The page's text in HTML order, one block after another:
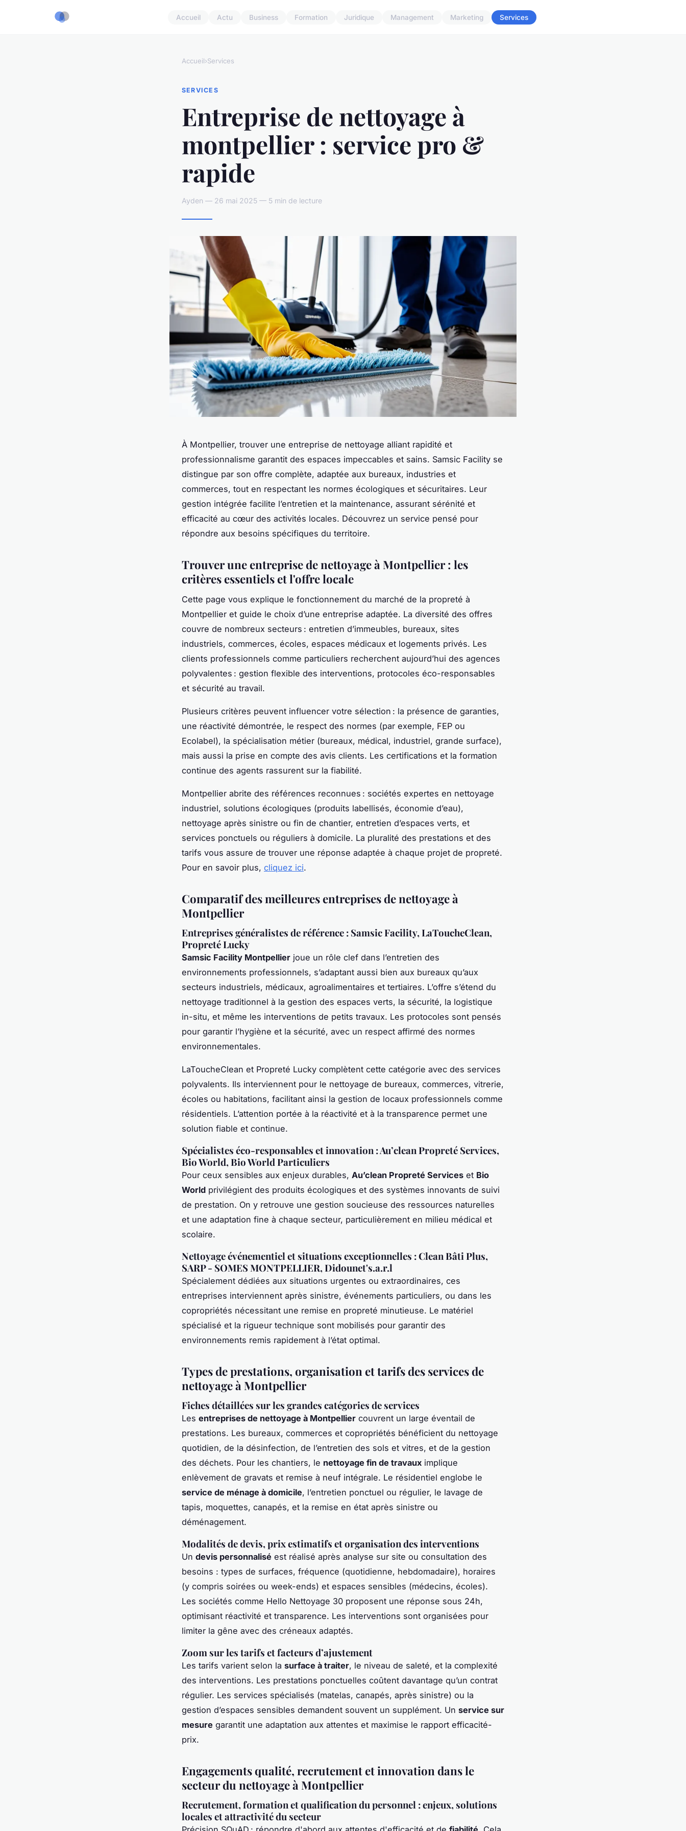
Accueil Actu Business Formation Juridique Management Marketing Services
Accueil›Services
SERVICES
Entreprise de nettoyage à
montpellier : service pro &
rapide
Ayden — 26 mai 2025 — 5 min de lecture
À Montpellier, trouver une entreprise de nettoyage alliant rapidité et
professionnalisme garantit des espaces impeccables et sains. Samsic Facility se
distingue par son offre complète, adaptée aux bureaux, industries et
commerces, tout en respectant les normes écologiques et sécuritaires. Leur
gestion intégrée facilite l’entretien et la maintenance, assurant sérénité et
efficacité au cœur des activités locales. Découvrez un service pensé pour
répondre aux besoins spécifiques du territoire.
Trouver une entreprise de nettoyage à Montpellier : les
critères essentiels et l'offre locale
Cette page vous explique le fonctionnement du marché de la propreté à
Montpellier et guide le choix d’une entreprise adaptée. La diversité des offres
couvre de nombreux secteurs : entretien d’immeubles, bureaux, sites
industriels, commerces, écoles, espaces médicaux et logements privés. Les
clients professionnels comme particuliers recherchent aujourd’hui des agences
polyvalentes : gestion flexible des interventions, protocoles éco-responsables
et sécurité au travail.
Plusieurs critères peuvent influencer votre sélection : la présence de garanties,
une réactivité démontrée, le respect des normes (par exemple, FEP ou
Ecolabel), la spécialisation métier (bureaux, médical, industriel, grande surface),
mais aussi la prise en compte des avis clients. Les certifications et la formation
continue des agents rassurent sur la fiabilité.
Montpellier abrite des références reconnues : sociétés expertes en nettoyage
industriel, solutions écologiques (produits labellisés, économie d’eau),
nettoyage après sinistre ou fin de chantier, entretien d’espaces verts, et
services ponctuels ou réguliers à domicile. La pluralité des prestations et des
tarifs vous assure de trouver une réponse adaptée à chaque projet de propreté.
Pour en savoir plus, cliquez ici.
Comparatif des meilleures entreprises de nettoyage à
Montpellier
Entreprises généralistes de référence : Samsic Facility, LaToucheClean,
Propreté Lucky
Samsic Facility Montpellier joue un rôle clef dans l’entretien des
environnements professionnels, s’adaptant aussi bien aux bureaux qu’aux
secteurs industriels, médicaux, agroalimentaires et tertiaires. L’offre s’étend du
nettoyage traditionnel à la gestion des espaces verts, la sécurité, la logistique
in-situ, et même les interventions de petits travaux. Les protocoles sont pensés
pour garantir l’hygiène et la sécurité, avec un respect affirmé des normes
environnementales.
LaToucheClean et Propreté Lucky complètent cette catégorie avec des services
polyvalents. Ils interviennent pour le nettoyage de bureaux, commerces, vitrerie,
écoles ou habitations, facilitant ainsi la gestion de locaux professionnels comme
résidentiels. L’attention portée à la réactivité et à la transparence permet une
solution fiable et continue.
Spécialistes éco-responsables et innovation : Au’clean Propreté Services,
Bio World, Bio World Particuliers
Pour ceux sensibles aux enjeux durables, Au’clean Propreté Services et Bio
World privilégient des produits écologiques et des systèmes innovants de suivi
de prestation. On y retrouve une gestion soucieuse des ressources naturelles
et une adaptation fine à chaque secteur, particulièrement en milieu médical et
scolaire.
Nettoyage événementiel et situations exceptionnelles : Clean Bâti Plus,
SARP - SOMES MONTPELLIER, Didounet's.a.r.l
Spécialement dédiées aux situations urgentes ou extraordinaires, ces
entreprises interviennent après sinistre, événements particuliers, ou dans les
copropriétés nécessitant une remise en propreté minutieuse. Le matériel
spécialisé et la rigueur technique sont mobilisés pour garantir des
environnements remis rapidement à l’état optimal.
Types de prestations, organisation et tarifs des services de
nettoyage à Montpellier
Fiches détaillées sur les grandes catégories de services
Les entreprises de nettoyage à Montpellier couvrent un large éventail de
prestations. Les bureaux, commerces et copropriétés bénéficient du nettoyage
quotidien, de la désinfection, de l’entretien des sols et vitres, et de la gestion
des déchets. Pour les chantiers, le nettoyage fin de travaux implique
enlèvement de gravats et remise à neuf intégrale. Le résidentiel englobe le
service de ménage à domicile, l’entretien ponctuel ou régulier, le lavage de
tapis, moquettes, canapés, et la remise en état après sinistre ou
déménagement.
Modalités de devis, prix estimatifs et organisation des interventions
Un devis personnalisé est réalisé après analyse sur site ou consultation des
besoins : types de surfaces, fréquence (quotidienne, hebdomadaire), horaires
(y compris soirées ou week-ends) et espaces sensibles (médecins, écoles).
Les sociétés comme Hello Nettoyage 30 proposent une réponse sous 24h,
optimisant réactivité et transparence. Les interventions sont organisées pour
limiter la gêne avec des créneaux adaptés.
Zoom sur les tarifs et facteurs d’ajustement
Les tarifs varient selon la surface à traiter, le niveau de saleté, et la complexité
des interventions. Les prestations ponctuelles coûtent davantage qu’un contrat
régulier. Les services spécialisés (matelas, canapés, après sinistre) ou la
gestion d’espaces sensibles demandent souvent un supplément. Un service sur
mesure garantit une adaptation aux attentes et maximise le rapport efficacité-
prix.
Engagements qualité, recrutement et innovation dans le
secteur du nettoyage à Montpellier
Recrutement, formation et qualification du personnel : enjeux, solutions
locales et attractivité du secteur